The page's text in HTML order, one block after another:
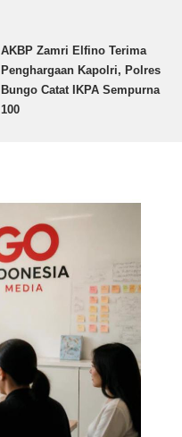
AKBP Zamri Elfino Terima
Penghargaan Kapolri, Polres
Bungo Catat IKPA Sempurna
100